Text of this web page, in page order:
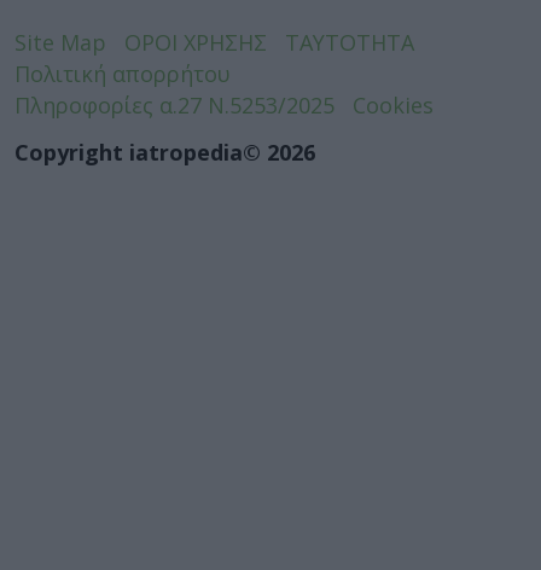
Site Map ΟΡΟΙ ΧΡΗΣΗΣ
ΤΑΥΤΟΤΗΤΑ
Πολιτική απορρήτου
Πληροφορίες α.27 Ν.5253/2025
Cookies
Copyright iatropedia© 2026